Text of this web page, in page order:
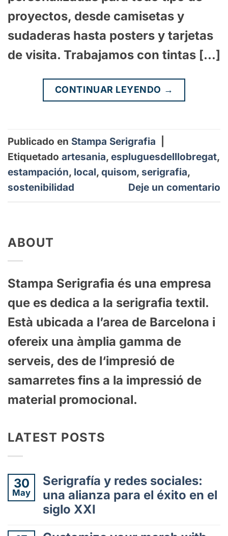
proyectos, desde camisetas y
sudaderas hasta posters y tarjetas
de visita. Trabajamos con tintas […]
CONTINUAR LEYENDO →
Publicado en Stampa Serigrafia
Etiquetado artesania, espluguesdelllobregat,
estampación, local, quisom, serigrafia,
sostenibilidad
Deje un comentario
ABOUT
Stampa Serigrafia és una empresa
que es dedica a la serigrafia textil.
Està ubicada a l’area de Barcelona i
ofereix una àmplia gamma de
serveis, des de l‘impresió de
samarretes fins a la impressió de
material promocional.
LATEST POSTS
30
May
Serigrafía y redes sociales:
una alianza para el éxito en el
siglo XXI